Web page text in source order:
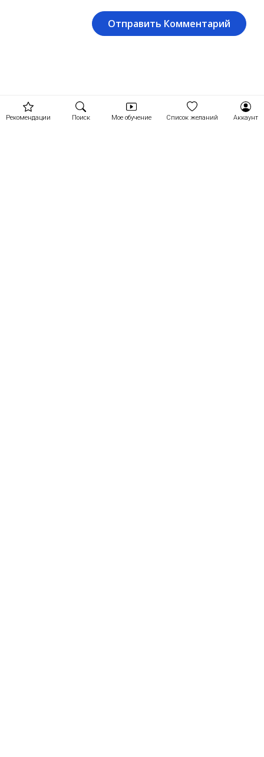
Рекомендации Поиск Мое обучение Список желаний Аккаунт